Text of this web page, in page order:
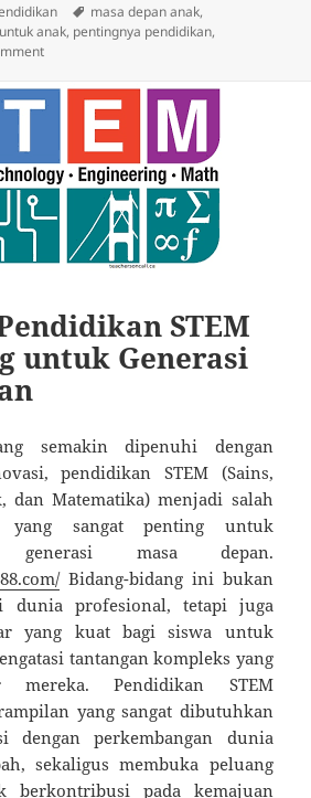
Tags
masa depan anak,
anak, pentingnya pendidikan,
on Dampak Pembelajaran Jarak Jauh pada
STEM
untuk Generasi
semakin dipenuhi dengan
pendidikan STEM (Sains,
dan Matematika) menjadi salah
yang sangat penting untuk
generasi masa depan.
Bidang-bidang ini bukan
dunia profesional, tetapi juga
yang kuat bagi siswa untuk
tantangan kompleks yang
Pendidikan STEM
yang sangat dibutuhkan
dengan perkembangan dunia
sekaligus membuka peluang
berkontribusi pada kemajuan